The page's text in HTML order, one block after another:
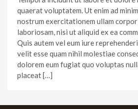
quaerat voluptatem. Ut enim ad
nostrum exercitationem ullam
laboriosam, nisi ut aliquid ex ea
Quis autem vel eum iure
velit esse quam nihil molestiae
dolorem eum fugiat quo voluptas
placeat […]